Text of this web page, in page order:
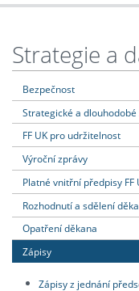
Strategie a
Bezpečnost
Strategické a
FF UK pro udržitelnost
Výroční zprávy
Platné vnitřní předpisy FF
Rozhodnutí a sdělení
Opatření děkana
Zápisy
Zápisy z jednání